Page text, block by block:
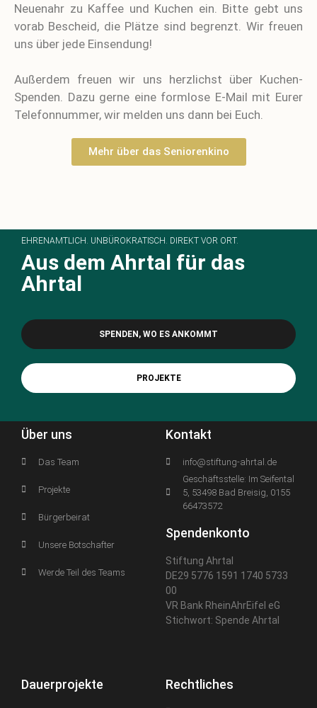
Neuenahr zu Kaffee und Kuchen ein. Bitte gebt uns
vorab Bescheid, die Plätze sind begrenzt. Wir freuen
uns über jede Einsendung!
Außerdem freuen wir uns herzlichst über Kuchen-
Spenden. Dazu gerne eine formlose E-Mail mit Eurer
Telefonnummer, wir melden uns dann bei Euch.
Mehr über das Seniorenkino
EHRENAMTLICH. UNBÜROKRATISCH. DIREKT VOR ORT.
Aus dem Ahrtal für das
Ahrtal
SPENDEN, WO ES ANKOMMT
PROJEKTE
Über uns
Das Team
Projekte
Bürgerbeirat
Unsere Botschafter
Werde Teil des Teams
Kontakt
info@stiftung-ahrtal.de
Geschäftsstelle: Im Seifental
5, 53498 Bad Breisig, 0155
66473572
Spendenkonto
Stiftung Ahrtal
DE29 5776 1591 1740 5733
00
VR Bank RheinAhrEifel eG
Stichwort: Spende Ahrtal
Dauerprojekte Rechtliches